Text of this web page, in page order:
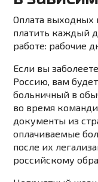
Оплата выходных
платить каждый
работе: рабочие
Если вы
Россию, вам
больничный в
во время
документы из
оплачиваемые
после их
российскому